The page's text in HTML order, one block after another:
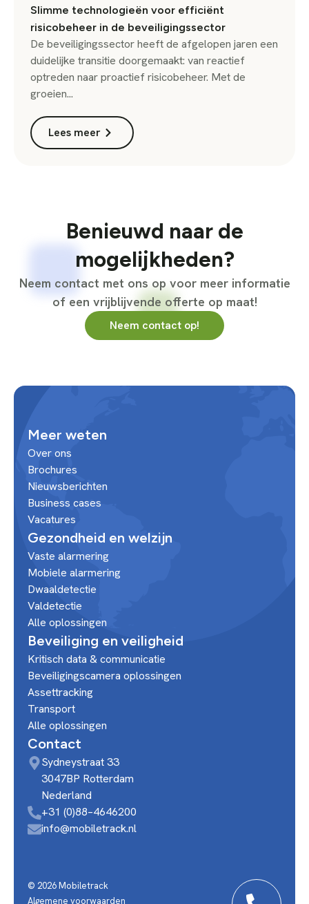
Slimme technologieën voor efficiënt
risicobeheer in de beveiligingssector
De beveiligingssector heeft de afgelopen jaren een
duidelijke transitie doorgemaakt: van reactief
optreden naar proactief risicobeheer. Met de
groeien...
Lees meer
Benieuwd naar de
mogelijkheden?
Neem contact met ons op voor meer informatie
of een vrijblijvende offerte op maat!
Neem contact op!
Meer weten
Over ons
Brochures
Nieuwsberichten
Business cases
Vacatures
Gezondheid en welzijn
Vaste alarmering
Mobiele alarmering
Dwaaldetectie
Valdetectie
Alle oplossingen
Beveiliging en veiligheid
Kritisch data & communicatie
Beveiligingscamera oplossingen
Assettracking
Transport
Alle oplossingen
Contact
Sydneystraat 33
3047BP Rotterdam
Nederland
+31 (0)88–4646200
info@mobiletrack.nl
© 2026 Mobiletrack
Algemene voorwaarden